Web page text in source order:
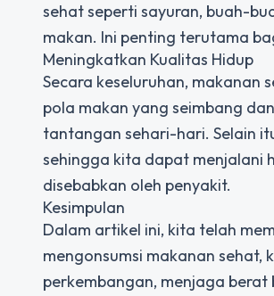
sehat seperti sayuran, buah-
makan. Ini penting terutama
Meningkatkan Kualitas Hidup
Secara keseluruhan, makanan
pola makan yang seimbang
tantangan sehari-hari. Selain
sehingga kita dapat menjalani
disebabkan oleh penyakit.
Kesimpulan
Dalam artikel ini, kita telah
mengonsumsi makanan
perkembangan, menjaga